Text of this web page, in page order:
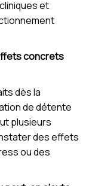
et
concrets
dès la
de détente
plusieurs
des effets
ou des